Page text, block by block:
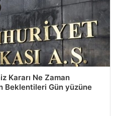
Kararı Ne Zaman
Beklentileri Gün yüzüne